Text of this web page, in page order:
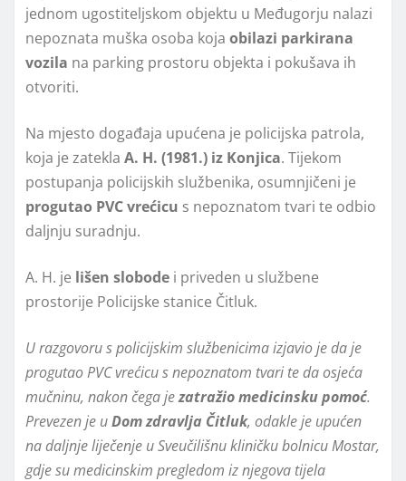
jednom ugostiteljskom objektu u Međugorju nalazi
nepoznata muška osoba koja obilazi parkirana
vozila na parking prostoru objekta i pokušava ih
otvoriti.
Na mjesto događaja upućena je policijska patrola,
koja je zatekla A. H. (1981.) iz Konjica. Tijekom
postupanja policijskih službenika, osumnjičeni je
progutao PVC vrećicu s nepoznatom tvari te odbio
daljnju suradnju.
A. H. je lišen slobode i priveden u službene
prostorije Policijske stanice Čitluk.
U razgovoru s policijskim službenicima izjavio je da je
progutao PVC vrećicu s nepoznatom tvari te da osjeća
mučninu, nakon čega jezatražio medicinsku pomoć.
Prevezen je uDom zdravlja Čitluk, odakle je upućen
na daljnje liječenje u Sveučilišnu kliničku bolnicu Mostar,
gdje su medicinskim pregledom iz njegova tijela